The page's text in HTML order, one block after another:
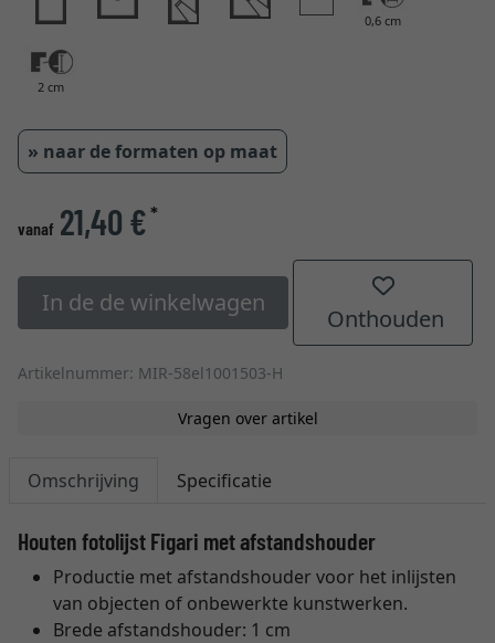
0,6 cm
2 cm
» naar de formaten op maat
vanaf 21,40 €*
In de de winkelwagen
Onthouden
Artikelnummer: MIR-58el1001503-H
Vragen over artikel
Omschrijving Specificatie
Houten fotolijst Figari met afstandshouder
Productie met afstandshouder voor het inlijsten
van objecten of onbewerkte kunstwerken.
Brede afstandshouder: 1 cm